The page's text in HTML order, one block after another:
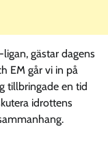
gästar dagens
EM går vi in på
tillbringade en tid
idrottens